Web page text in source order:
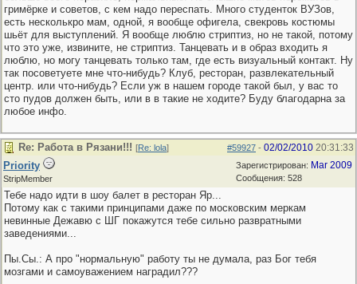
гримёрке и советов, с кем надо переспать. Много студенток ВУЗов,
есть несколькро мам, одной, я вообще офигела, свекровь костюмы
шьёт для выступлений. Я вообще люблю стриптиз, но не такой, потому
что это уже, извините, не стриптиз. Танцевать и в образ входить я
люблю, но могу танцевать только там, где есть визуальный контакт. Ну
так посоветуете мне что-нибудь? Клуб, ресторан, развлекательный
центр. или что-нибудь? Если уж в нашем городе такой был, у вас то
сто пудов должен быть, или в в такие не ходите? Буду благодарна за
любое инфо.
#59927 - 02/02/2010 20:31:33
Re: Работа в Рязани!!! [Re: lola]
Зарегистрирован: Mar 2009
Сообщения: 528
Priority
StripMember
Тебе надо идти в шоу балет в ресторан Яр...
Потому как с такими принципами даже по московским меркам
невинные Дежавю с ШГ покажутся тебе сильно развратными
заведениями...
Пы.Сы.: А про "нормальную" работу ты не думала, раз Бог тебя
мозгами и самоуважением наградил???